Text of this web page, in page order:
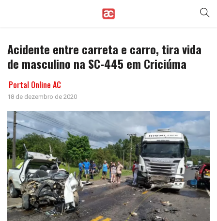
Acidente entre carreta e carro, tira vida
de masculino na SC-445 em Criciúma
Portal Online AC
18 de dezembro de 2020